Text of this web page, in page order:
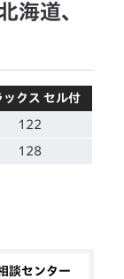
道、
ックス セル付
122
128
談センター